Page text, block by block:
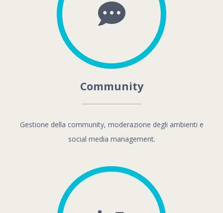
Community
Gestione della community, moderazione degli ambienti e
social media management.